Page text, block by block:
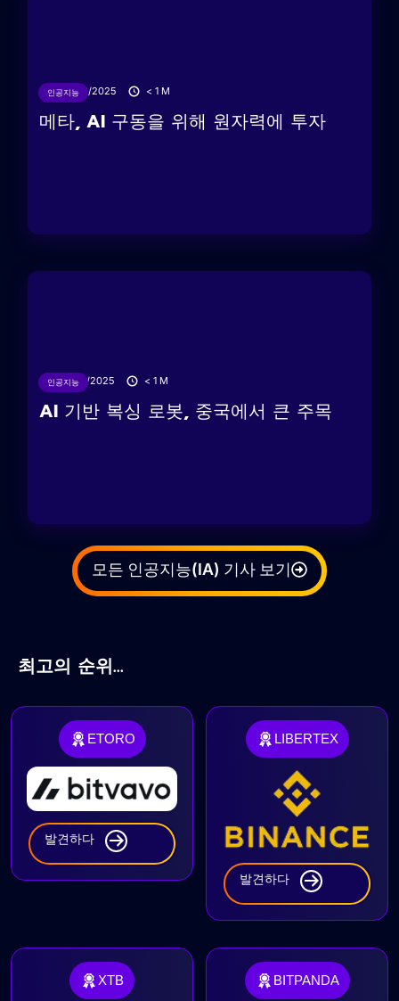
인공지능
04/06/2025 < 1 M
메타, AI 구동을 위해 원자력에 투자
인공지능
27/05/2025 < 1 M
AI 기반 복싱 로봇, 중국에서 큰 주목
모든 인공지능(IA) 기사 보기
최고의 순위...
ETORO
발견하다
LIBERTEX
발견하다
XTB BITPANDA